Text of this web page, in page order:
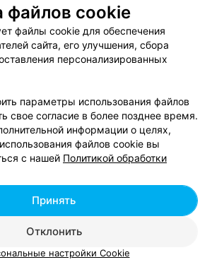
НА САЙТЕ
Добавить компанию
файлов cookie
файлы cookie для обеспечения
сайта, его улучшения, сбора
персонализированных
параметры использования файлов
свое согласие в более позднее время.
информации о целях,
файлов cookie вы
с нашей Политикой обработки
Отклонить
Принять
настройки Cookie